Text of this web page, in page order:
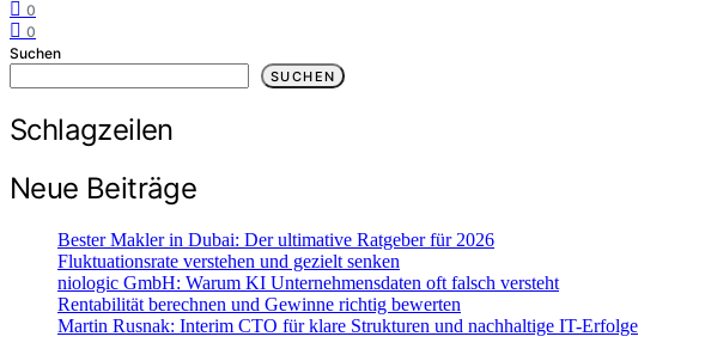
0
0
Suchen
SUCHEN
Schlagzeilen
Neue Beiträge
Bester Makler in Dubai: Der ultimative Ratgeber für 2026
Fluktuationsrate verstehen und gezielt senken
niologic GmbH: Warum KI Unternehmensdaten oft falsch versteht
Rentabilität berechnen und Gewinne richtig bewerten
Martin Rusnak: Interim CTO für klare Strukturen und nachhaltige IT-Erfolge